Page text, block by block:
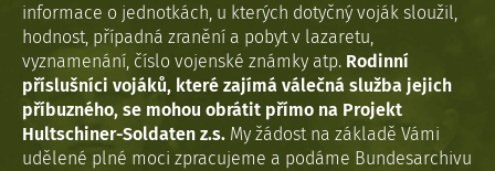
informace o jednotkách, u kterých dotyčný voják sloužil,
hodnost, případná zranění a pobyt v lazaretu,
vyznamenání, číslo vojenské známky atp. Rodinní
příslušníci vojáků, které zajímá válečná služba jejich
příbuzného, se mohou obrátit přímo na Projekt
Hultschiner-Soldaten z.s. My žádost na základě Vámi
udělené plné moci zpracujeme a podáme Bundesarchivu